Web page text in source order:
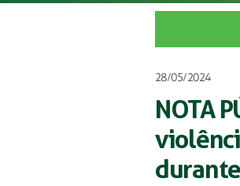
28/05/2024
NOTA